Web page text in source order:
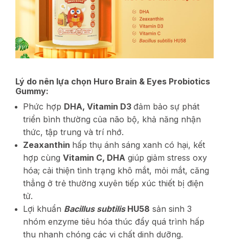
Lý do nên lựa chọn Huro Brain & Eyes Probiotics
Gummy:
Phức hợp DHA, Vitamin D3 đảm bảo sự phát
triển bình thường của não bộ, khả năng nhận
thức, tập trung và trí nhớ.
Zeaxanthin hấp thụ ánh sáng xanh có hại, kết
hợp cùng Vitamin C, DHA giúp giảm stress oxy
hóa; cải thiện tình trạng khô mắt, mỏi mắt, căng
thẳng ở trẻ thường xuyên tiếp xúc thiết bị điện
tử.
Lợi khuẩn Bacillus subtilisHU58 sản sinh 3
nhóm enzyme tiêu hóa thúc đẩy quá trình hấp
thu nhanh chóng các vi chất dinh dưỡng.